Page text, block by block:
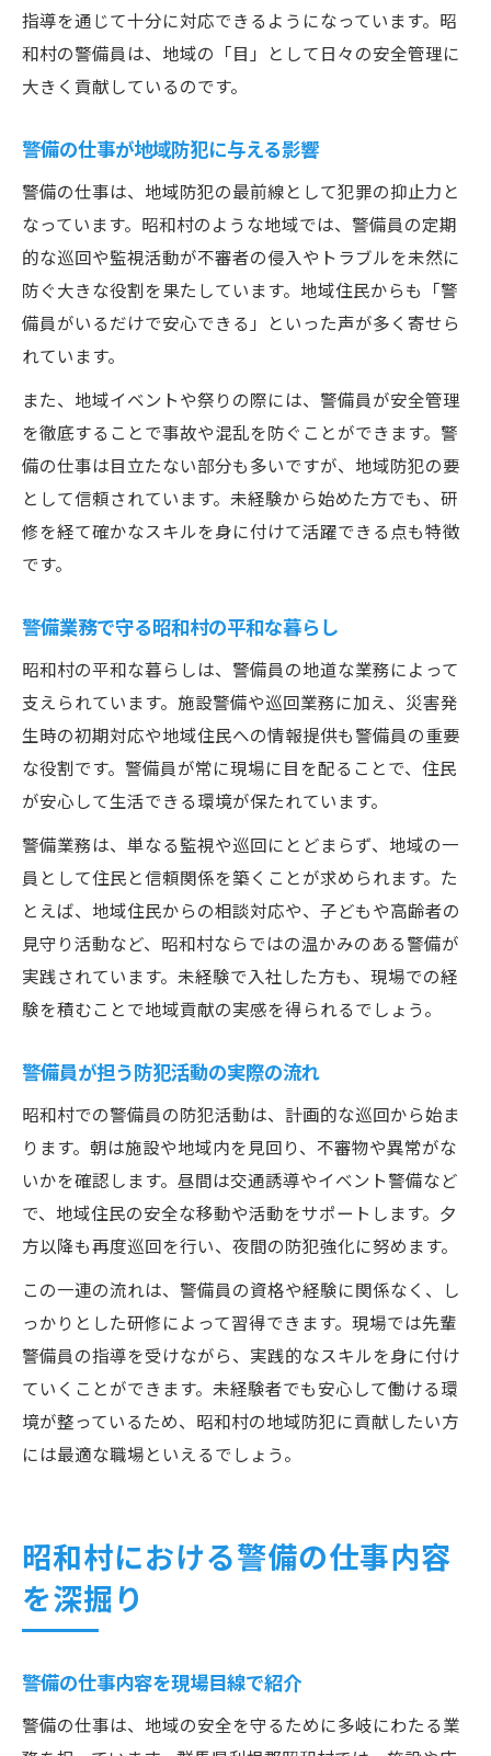
警備で活躍するためのスキルアップ術
警備員が現場で信頼される秘訣を解説
警備の現場で役立つコミュニケーション力
指導を通じて十分に対応できるようになっています。昭
和村の警備員は、地域の「目」として日々の安全管理に
大きく貢献しているのです。
警備の仕事が地域防犯に与える影響
警備の仕事は、地域防犯の最前線として犯罪の抑止力と
なっています。昭和村のような地域では、警備員の定期
的な巡回や監視活動が不審者の侵入やトラブルを未然に
防ぐ大きな役割を果たしています。地域住民からも「警
備員がいるだけで安心できる」といった声が多く寄せら
れています。
また、地域イベントや祭りの際には、警備員が安全管理
を徹底することで事故や混乱を防ぐことができます。警
備の仕事は目立たない部分も多いですが、地域防犯の要
として信頼されています。未経験から始めた方でも、研
修を経て確かなスキルを身に付けて活躍できる点も特徴
です。
警備業務で守る昭和村の平和な暮らし
昭和村の平和な暮らしは、警備員の地道な業務によって
支えられています。施設警備や巡回業務に加え、災害発
生時の初期対応や地域住民への情報提供も警備員の重要
な役割です。警備員が常に現場に目を配ることで、住民
が安心して生活できる環境が保たれています。
警備業務は、単なる監視や巡回にとどまらず、地域の一
員として住民と信頼関係を築くことが求められます。た
とえば、地域住民からの相談対応や、子どもや高齢者の
見守り活動など、昭和村ならではの温かみのある警備が
実践されています。未経験で入社した方も、現場での経
験を積むことで地域貢献の実感を得られるでしょう。
警備員が担う防犯活動の実際の流れ
昭和村での警備員の防犯活動は、計画的な巡回から始ま
ります。朝は施設や地域内を見回り、不審物や異常がな
いかを確認します。昼間は交通誘導やイベント警備など
で、地域住民の安全な移動や活動をサポートします。夕
方以降も再度巡回を行い、夜間の防犯強化に努めます。
この一連の流れは、警備員の資格や経験に関係なく、し
っかりとした研修によって習得できます。現場では先輩
警備員の指導を受けながら、実践的なスキルを身に付け
ていくことができます。未経験者でも安心して働ける環
境が整っているため、昭和村の地域防犯に貢献したい方
には最適な職場といえるでしょう。
昭和村における警備の仕事内容
を深掘り
警備の仕事内容を現場目線で紹介
警備の仕事は、地域の安全を守るために多岐にわたる業